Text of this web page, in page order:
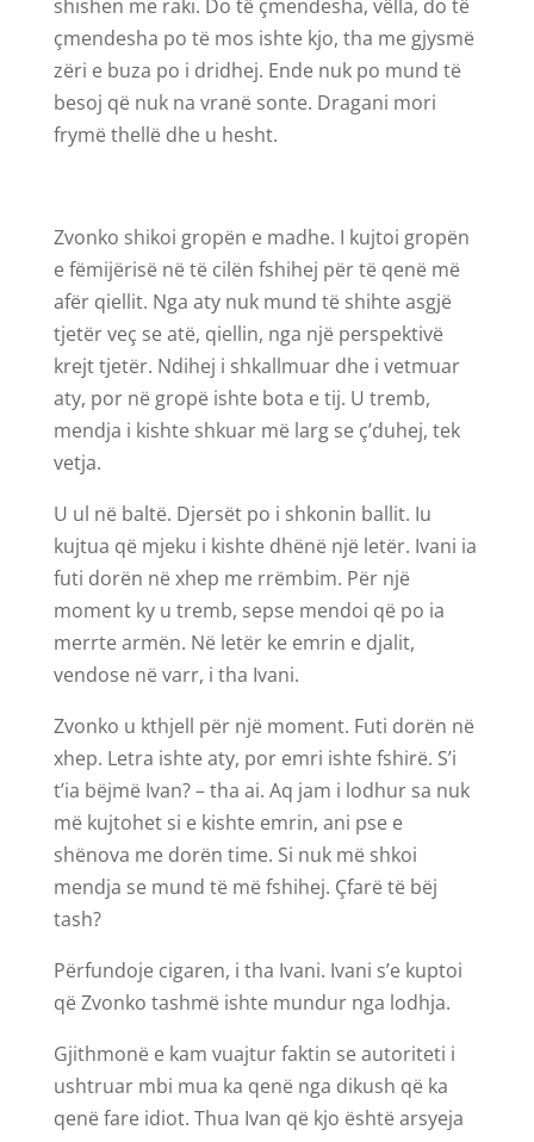
shishen me raki. Do të çmendesha, vëlla, do të
çmendesha po të mos ishte kjo, tha me gjysmë
zëri e buza po i dridhej. Ende nuk po mund të
besoj që nuk na vranë sonte. Dragani mori
frymë thellë dhe u hesht.
Zvonko shikoi gropën e madhe. I kujtoi gropën
e fëmijërisë në të cilën fshihej për të qenë më
afër qiellit. Nga aty nuk mund të shihte asgjë
tjetër veç se atë, qiellin, nga një perspektivë
krejt tjetër. Ndihej i shkallmuar dhe i vetmuar
aty, por në gropë ishte bota e tij. U tremb,
mendja i kishte shkuar më larg se ç’duhej, tek
vetja.
U ul në baltë. Djersët po i shkonin ballit. Iu
kujtua që mjeku i kishte dhënë një letër. Ivani ia
futi dorën në xhep me rrëmbim. Për një
moment ky u tremb, sepse mendoi që po ia
merrte armën. Në letër ke emrin e djalit,
vendose në varr, i tha Ivani.
Zvonko u kthjell për një moment. Futi dorën në
xhep. Letra ishte aty, por emri ishte fshirë. S’i
t’ia bëjmë Ivan? – tha ai. Aq jam i lodhur sa nuk
më kujtohet si e kishte emrin, ani pse e
shënova me dorën time. Si nuk më shkoi
mendja se mund të më fshihej. Çfarë të bëj
tash?
Përfundoje cigaren, i tha Ivani. Ivani s’e kuptoi
që Zvonko tashmë ishte mundur nga lodhja.
Gjithmonë e kam vuajtur faktin se autoriteti i
ushtruar mbi mua ka qenë nga dikush që ka
qenë fare idiot. Thua Ivan që kjo është arsyeja